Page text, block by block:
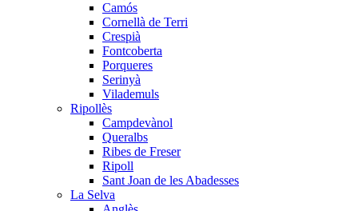
Camós
Cornellà de Terri
Crespià
Fontcoberta
Porqueres
Serinyà
Vilademuls
Ripollès
Campdevànol
Queralbs
Ribes de Freser
Ripoll
Sant Joan de les Abadesses
La Selva